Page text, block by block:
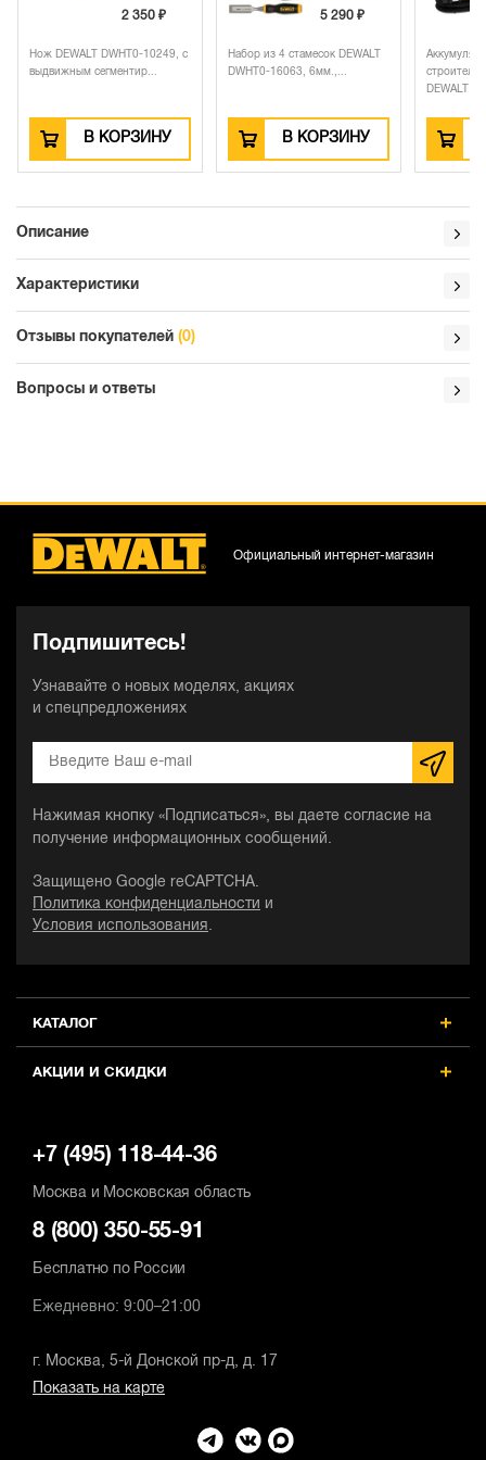
2 350 ₽
Нож DEWALT DWHT0-10249, с
выдвижным сегментир...
В КОРЗИНУ
5 290 ₽
Набор из 4 стамесок DEWALT
DWHT0-16063, 6мм.,...
В КОРЗИНУ
DEWALT
Описание
Характеристики
Отзывы покупателей (0)
Вопросы и ответы
КАТАЛОГ
АКЦИИ И СКИДКИ
Подпишитесь!
Узнавайте о новых моделях, акциях
и спецпредложениях
Нажимая кнопку «Подписаться», вы даете согласие на
получение информационных сообщений.
Защищено Google reCAPTCHA.
Политика конфиденциальности и
Условия использования.
Официальный интернет-магазин
+7 (495) 118-44-36
Москва и Московская область
8 (800) 350-55-91
Бесплатно по России
Ежедневно: 9:00–21:00
г. Москва, 5-й Донской пр-д, д. 17
Показать на карте